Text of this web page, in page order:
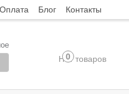
Оплата Блог Контакты
0
Нет товаров